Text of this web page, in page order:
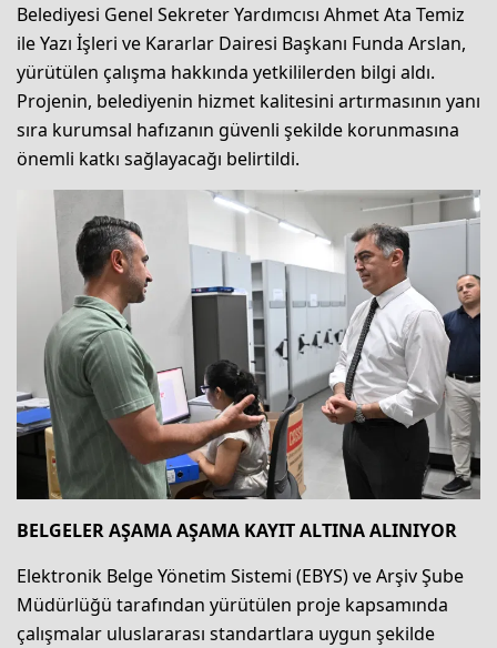
Belediyesi Genel Sekreter Yardımcısı Ahmet Ata Temiz
ile Yazı İşleri ve Kararlar Dairesi Başkanı Funda Arslan,
yürütülen çalışma hakkında yetkililerden bilgi aldı.
Projenin, belediyenin hizmet kalitesini artırmasının yanı
sıra kurumsal hafızanın güvenli şekilde korunmasına
önemli katkı sağlayacağı belirtildi.
BELGELER AŞAMA AŞAMA KAYIT ALTINA ALINIYOR
Elektronik Belge Yönetim Sistemi (EBYS) ve Arşiv Şube
Müdürlüğü tarafından yürütülen proje kapsamında
çalışmalar uluslararası standartlara uygun şekilde